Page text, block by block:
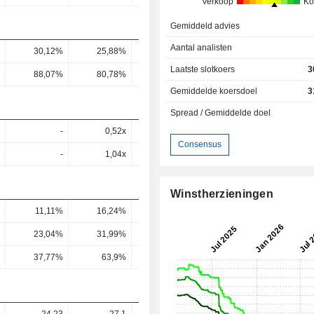
30,12% 25,88% 20,31% 18,37%
88,07% 80,78% 60,7% 46,38%
- 0,52x
- 1,04x 1,76x
11,11% 16,24%
23,04% 31,99% 39,54%
37,77% 63,9% 102% 92,09% 52,4%
Gemiddeld advies
Aantal analisten
Laatste slotkoers
Gemiddelde koersdoel
Spread / Gemiddelde doel
Consensus
Winstherzieningen